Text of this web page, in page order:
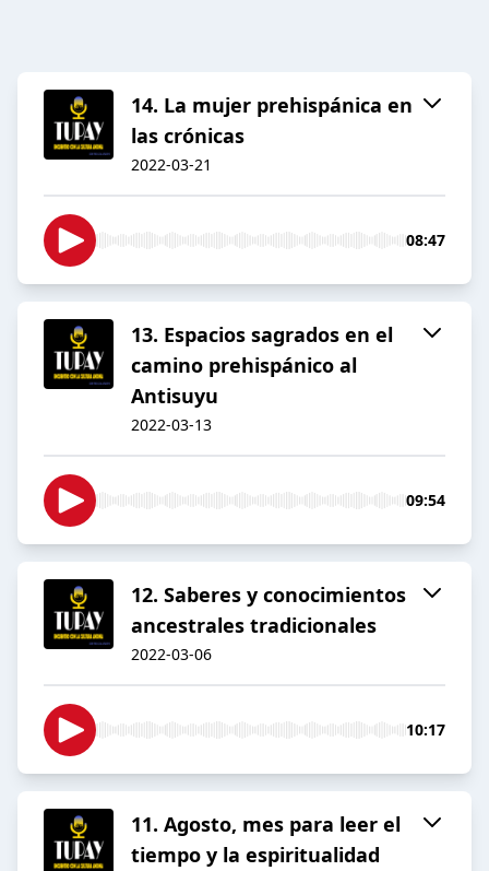
14. La mujer prehispánica en
las crónicas
2022-03-21
08:47
13. Espacios sagrados en el
camino prehispánico al
Antisuyu
2022-03-13
09:54
12. Saberes y conocimientos
ancestrales tradicionales
2022-03-06
10:17
11. Agosto, mes para leer el
tiempo y la espiritualidad